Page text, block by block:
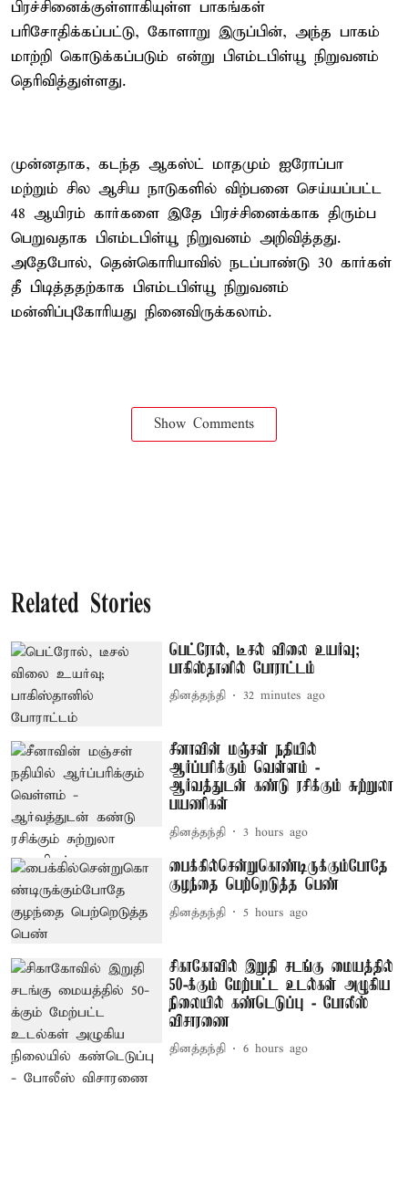
பிரச்சினைக்குள்ளாகியுள்ள பாகங்கள்
பரிசோதிக்கப்பட்டு, கோளாறு இருப்பின், அந்த பாகம்
மாற்றி கொடுக்கப்படும் என்று பிஎம்டபிள்யூ நிறுவனம்
தெரிவித்துள்ளது.
முன்னதாக, கடந்த ஆகஸ்ட் மாதமும் ஐரோப்பா
மற்றும் சில ஆசிய நாடுகளில் விற்பனை செய்யப்பட்ட
48 ஆயிரம் கார்களை இதே பிரச்சினைக்காக திரும்ப
பெறுவதாக பிஎம்டபிள்யூ நிறுவனம் அறிவித்தது.
அதேபோல், தென்கொரியாவில் நடப்பாண்டு 30 கார்கள்
தீ பிடித்ததற்காக பிஎம்டபிள்யூ நிறுவனம்
மன்னிப்புகோரியது நினைவிருக்கலாம்.
Show Comments
Related Stories
பெட்ரோல், டீசல் விலை உயர்வு;
பாகிஸ்தானில் போராட்டம்
தினத்தந்தி 32 minutes ago
சீனாவின் மஞ்சள் நதியில்
ஆர்ப்பரிக்கும் வெள்ளம் -
ஆர்வத்துடன் கண்டு ரசிக்கும் சுற்றுலா
பயணிகள்
தினத்தந்தி 3 hours ago
பைக்கில்சென்றுகொண்டிருக்கும்போதே
குழந்தை பெற்றெடுத்த பெண்
தினத்தந்தி 5 hours ago
சிகாகோவில் இறுதி சடங்கு மையத்தில்
50-க்கும் மேற்பட்ட உடல்கள் அழுகிய
நிலையில் கண்டெடுப்பு - போலீஸ்
விசாரணை
தினத்தந்தி 6 hours ago